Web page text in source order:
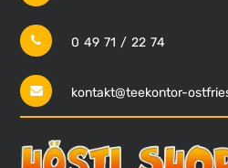
0 49 71 / 22 74
kontakt@teekontor-